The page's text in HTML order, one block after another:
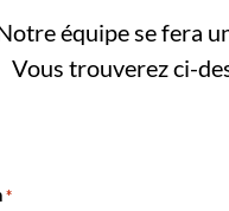
équipe se fera
Vous trouverez ci-
*